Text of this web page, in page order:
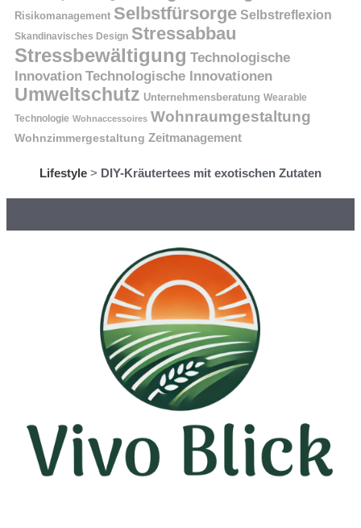
Risikomanagement Selbstfürsorge Selbstreflexion
Skandinavisches Design Stressabbau
Stressbewältigung Technologische
Innovation Technologische Innovationen
Umweltschutz Unternehmensberatung Wearable
Technologie Wohnaccessoires Wohnraumgestaltung
Wohnzimmergestaltung Zeitmanagement
Lifestyle > DIY-Kräutertees mit exotischen Zutaten